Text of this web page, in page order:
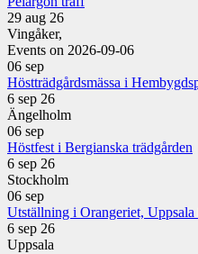
29 aug 26
Vingåker,
Events on 2026-09-06
06 sep
Höstträdgårdsmässa i
6 sep 26
Ängelholm
06 sep
Höstfest i Bergianska trädgården
6 sep 26
Stockholm
06 sep
Utställning i Orangeriet, Uppsala
6 sep 26
Uppsala